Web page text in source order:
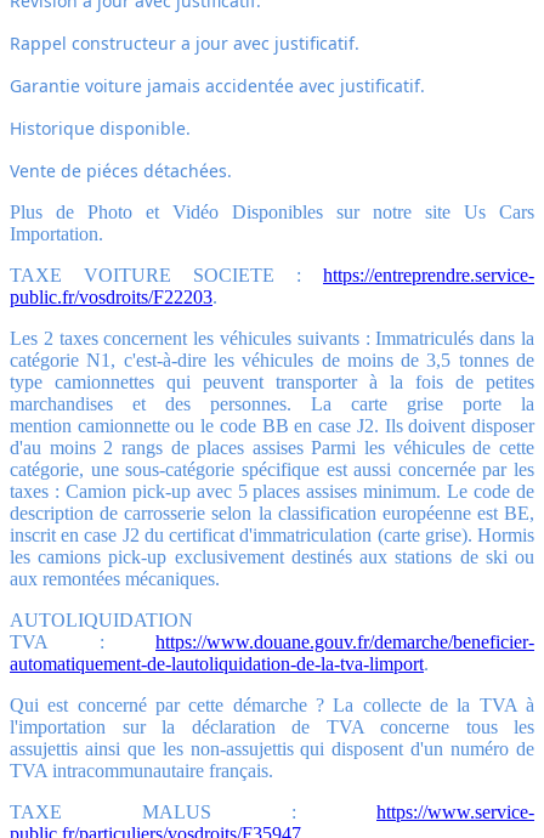
Rappel constructeur a jour avec justificatif.
Garantie voiture jamais accidentée avec justificatif.
Historique disponible.
Vente de piéces détachées.
Plus de Photo et Vidéo Disponibles sur notre site Us Cars
Importation.
TAXE VOITURE SOCIETE : https://entreprendre.service-
public.fr/vosdroits/F22203.
Les 2 taxes concernent les véhicules suivants : Immatriculés dans la
catégorie N1, c'est-à-dire les véhicules de moins de 3,5 tonnes de
type camionnettes qui peuvent transporter à la fois de petites
marchandises et des personnes. La carte grise porte la
mention camionnette ou le code BB en case J2. Ils doivent disposer
d'au moins 2 rangs de places assises Parmi les véhicules de cette
catégorie, une sous-catégorie spécifique est aussi concernée par les
taxes : Camion pick-up avec 5 places assises minimum. Le code de
description de carrosserie selon la classification européenne est BE,
inscrit en case J2 du certificat d'immatriculation (carte grise). Hormis
les camions pick-up exclusivement destinés aux stations de ski ou
aux remontées mécaniques.
AUTOLIQUIDATION
TVA : https://www.douane.gouv.fr/demarche/beneficier-
automatiquement-de-lautoliquidation-de-la-tva-limport.
Qui est concerné par cette démarche ? La collecte de la TVA à
l'importation sur la déclaration de TVA concerne tous les
assujettis ainsi que les non-assujettis qui disposent d'un numéro de
TVA intracommunautaire français.
TAXE MALUS : https://www.service-